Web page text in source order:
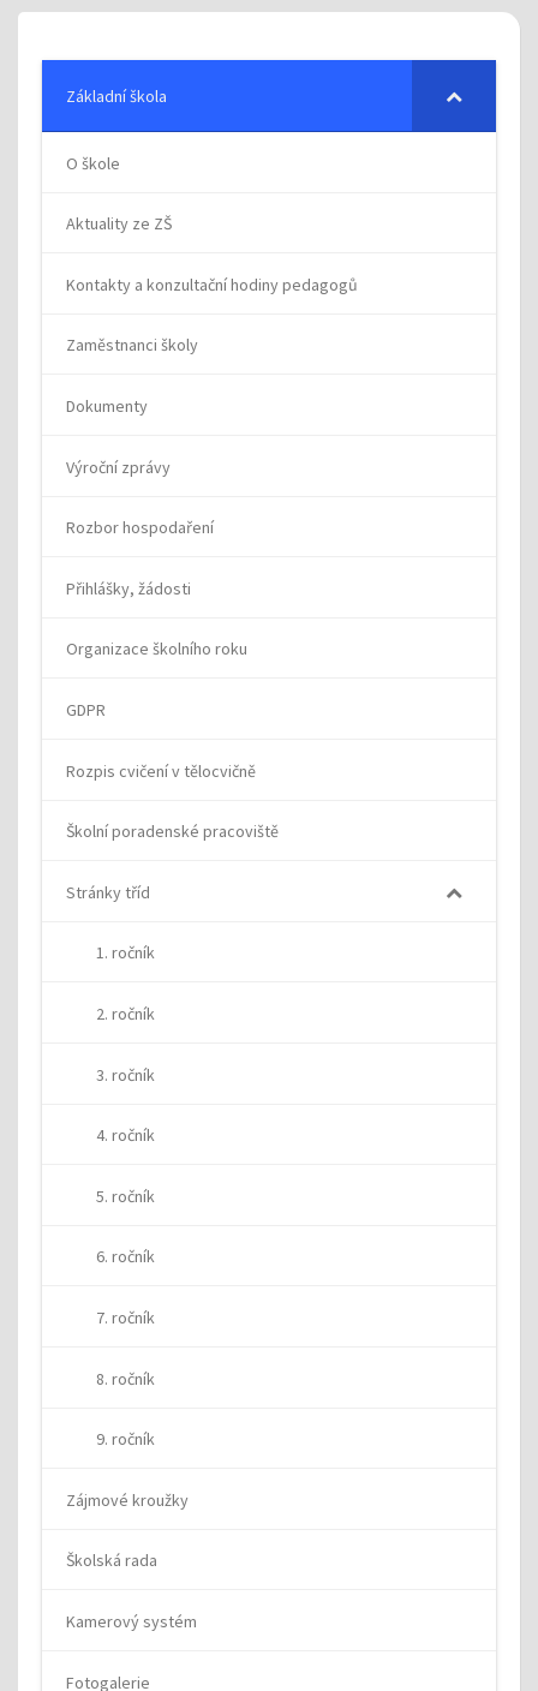
Základní škola
O škole
Aktuality ze ZŠ
Kontakty a konzultační hodiny pedagogů
Zaměstnanci školy
Dokumenty
Výroční zprávy
Rozbor hospodaření
Přihlášky, žádosti
Organizace školního roku
GDPR
Rozpis cvičení v tělocvičně
Školní poradenské pracoviště
Stránky tříd
1. ročník
2. ročník
3. ročník
4. ročník
5. ročník
6. ročník
7. ročník
8. ročník
9. ročník
Zájmové kroužky
Školská rada
Kamerový systém
Fotogalerie